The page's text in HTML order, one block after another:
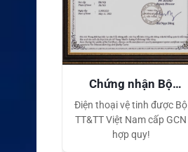
Chứng nhận Bộ
TT&TT
Điện thoại vệ tinh được Bộ
TT&TT Việt Nam cấp GCN
hợp quy!